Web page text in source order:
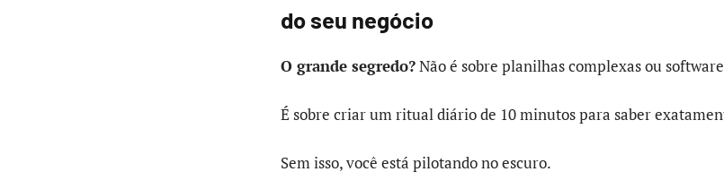
do seu negócio
O grande segredo?Não é sobre planilhas complexas ou
É sobre criar um ritual diário de 10 minutos para saber
Sem isso, você está pilotando no escuro.